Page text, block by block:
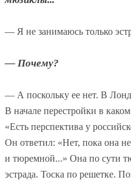
— Я не занимаюсь только
— Почему?
— А поскольку ее нет. В
В начале перестройки в
«Есть перспектива у
Он ответил: «Нет, пока она
и тюремной...» Она по сути
эстрада. Тоска по решетке.